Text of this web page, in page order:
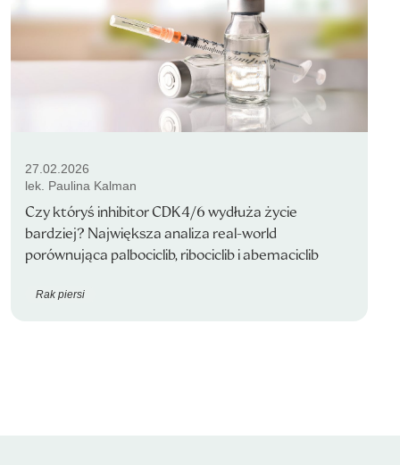
27.02.2026
lek. Paulina Kalman
Czy któryś inhibitor CDK4/6 wydłuża życie
bardziej? Największa analiza real-world
porównująca palbociclib, ribociclib i abemaciclib
Rak piersi